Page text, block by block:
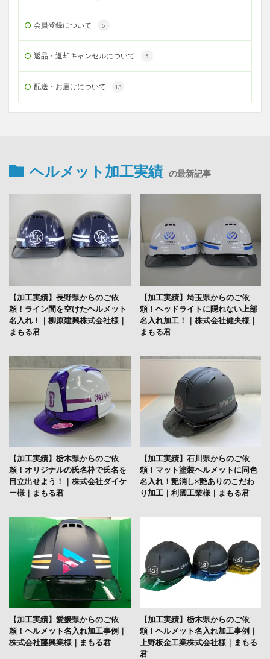
会員登録について 5
返品・返却キャンセルについて 5
配送・お届けについて 13
ヘルメット加工実績 の最新記事
【加工実績】長野県からのご依
頼！ライン間を空けたヘルメット
名入れ！｜柳原建興株式会社様｜
まもる君
【加工実績】埼玉県からのご依
頼！ヘッドライトに隠れない上部
名入れ加工！｜株式会社健央様｜
まもる君
【加工実績】栃木県からのご依
頼！オリジナルの氏名枠で氏名を
目立出せよう！｜株式会社ダイケ
ー様｜まもる君
【加工実績】石川県からのご依
頼！マット塗装ヘルメットに同色
名入れ！艶消し×艶ありのこだわ
り加工｜利國工業様｜まもる君
【加工実績】愛媛県からのご依
頼！ヘルメット名入れ加工事例｜
株式会社藤興業様｜まもる君
【加工実績】栃木県からのご依
頼！ヘルメット名入れ加工事例｜
上野板金工業株式会社様｜まもる
君